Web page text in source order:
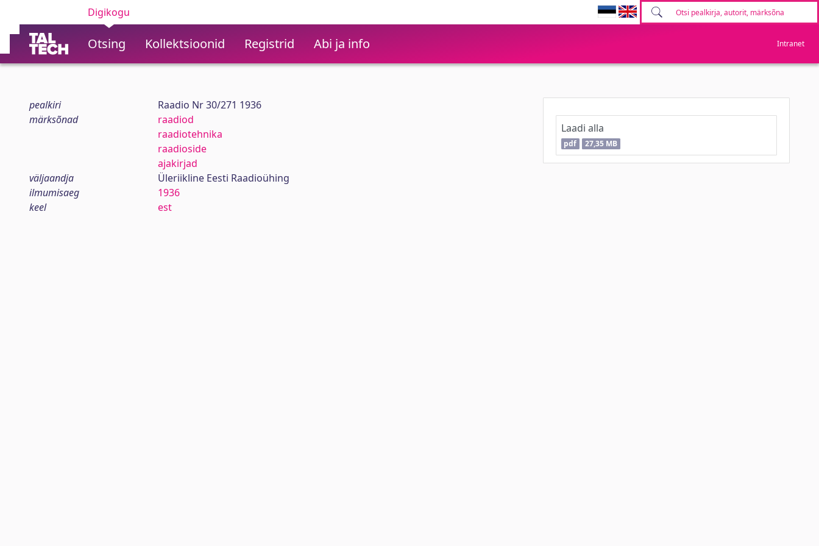
Digikogu
Otsing Kollektsioonid Registrid Abi ja info Intranet
pealkiri
Raadio Nr 30/271 1936
märksõnad
raadiod
raadiotehnika
raadioside
ajakirjad
väljaandja
Üleriikline Eesti Raadioühing
ilmumisaeg
1936
keel
est
Laadi alla
pdf 27,35 MB